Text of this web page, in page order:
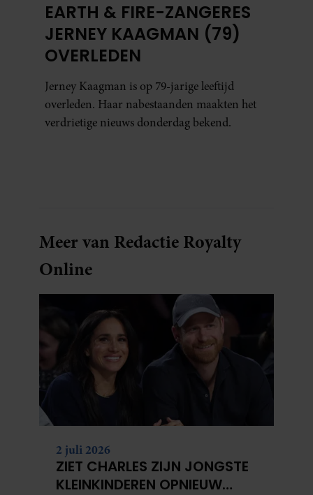
EARTH & FIRE-ZANGERES
JERNEY KAAGMAN (79)
OVERLEDEN
Jerney Kaagman is op 79-jarige leeftijd
overleden. Haar nabestaanden maakten het
verdrietige nieuws donderdag bekend.
Meer van Redactie Royalty
Online
2 juli 2026
ZIET CHARLES ZIJN JONGSTE
KLEINKINDEREN OPNIEUW